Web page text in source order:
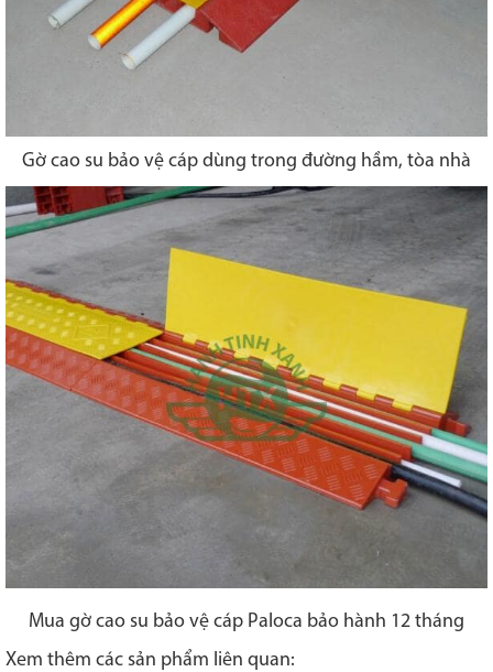
Gờ cao su bảo vệ cáp dùng trong đường hầm, tòa nhà
Mua gờ cao su bảo vệ cáp Paloca bảo hành 12 tháng
Xem thêm các sản phẩm liên quan: